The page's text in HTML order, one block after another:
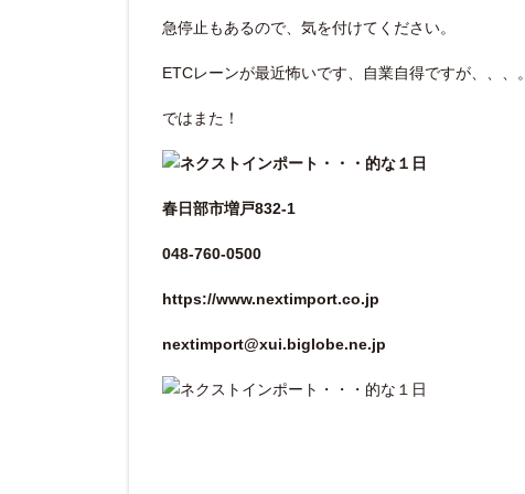
急停止もあるので、気を付けてください。
ETCレーンが最近怖いです、自業自得ですが、、、。
ではまた！
春日部市増戸832-1
048-760-0500
https://www.nextimport.co.jp
nextimport@xui.biglobe.ne.jp